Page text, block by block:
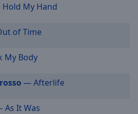
My Hand
of Time
My Body
— Afterlife
As It Was